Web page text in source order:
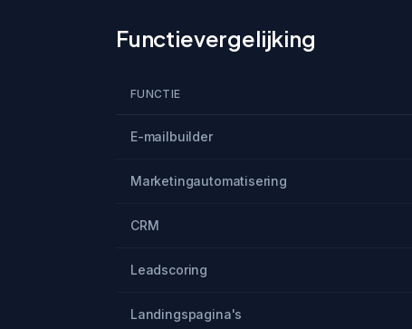
Functievergelijking
FUNCTIE
E-mailbuilder
Marketingautomatisering
CRM
Leadscoring
Landingspagina's